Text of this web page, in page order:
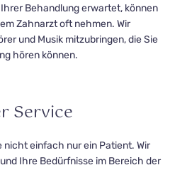
Behandlung erwartet, können
Zahnarzt oft nehmen. Wir
und Musik mitzubringen, die Sie
hören können.
Service
nicht einfach nur ein Patient. Wir
Ihre Bedürfnisse im Bereich der